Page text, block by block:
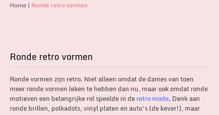
Home | Ronde retro vormen
Ronde retro vormen
Ronde vormen zijn retro. Niet alleen omdat de dames van toen
meer ronde vormen leken te hebben dan nu, maar ook omdat ronde
motieven een belangrijke rol speelde in deretro mode. Denk aan
ronde brillen, polkadots, vinyl platen en auto’s (de kever!), maar